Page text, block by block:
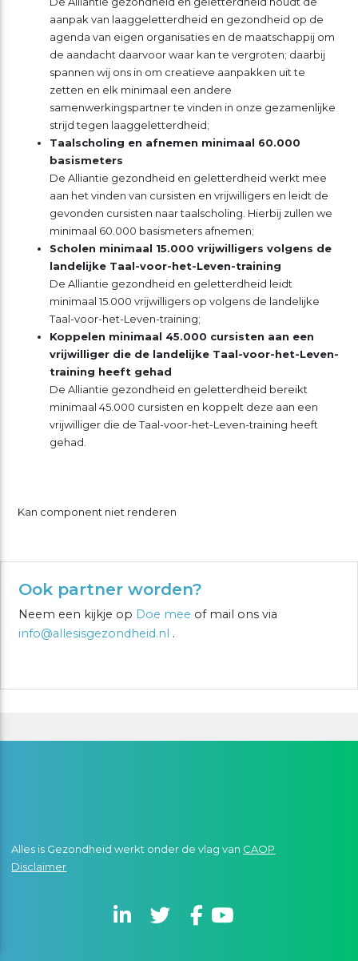
aanpak van laaggeletterdheid en gezondheid op de
agenda van eigen organisaties en de maatschappij om
de aandacht daarvoor waar kan te vergroten; daarbij
spannen wij ons in om creatieve aanpakken uit te
zetten en elk minimaal een andere
samenwerkingspartner te vinden in onze gezamenlijke
strijd tegen laaggeletterdheid;
Taalscholing en afnemen minimaal 60.000
basismeters
De Alliantie gezondheid en geletterdheid werkt mee
aan het vinden van cursisten en vrijwilligers en leidt de
gevonden cursisten naar taalscholing. Hierbij zullen we
minimaal 60.000 basismeters afnemen;
Scholen minimaal 15.000 vrijwilligers volgens de
landelijke Taal-voor-het-Leven-training
De Alliantie gezondheid en geletterdheid leidt
minimaal 15.000 vrijwilligers op volgens de landelijke
Taal-voor-het-Leven-training;
Koppelen minimaal 45.000 cursisten aan een
vrijwilliger die de landelijke Taal-voor-het-Leven-
training heeft gehad
De Alliantie gezondheid en geletterdheid bereikt
minimaal 45.000 cursisten en koppelt deze aan een
vrijwilliger die de Taal-voor-het-Leven-training heeft
gehad.
Kan component niet renderen
Ook partner worden?
Neem een kijkje op Doe mee of mail ons via
info@allesisgezondheid.nl .
Alles is Gezondheid werkt onder de vlag van CAOP
Disclaimer